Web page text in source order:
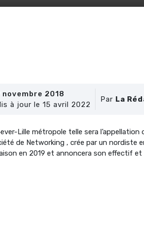
novembre 2018
à jour le 15 avril 2022
Par La
Lille métropole telle sera
de Networking , crée par un nordiste
en 2019 et annoncera son effectif